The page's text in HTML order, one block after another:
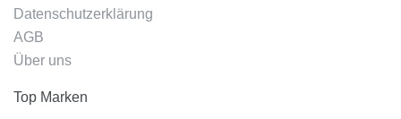
Datenschutzerklärung
AGB
Über uns
Top Marken